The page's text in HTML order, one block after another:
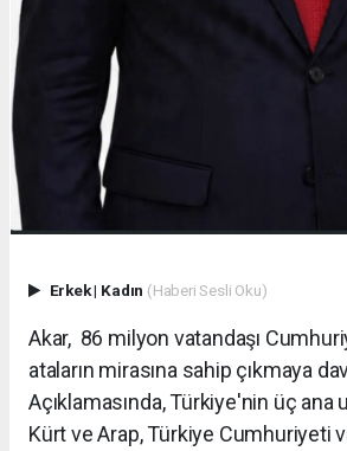
Erkek| Kadın (Haberi Sesli Oku)
Akar, 86 milyon vatandaşı
ataların mirasına sahip çıkmaya
Açıklamasında, Türkiye'nin üç ana
Kürt ve Arap, Türkiye Cumhuriyeti